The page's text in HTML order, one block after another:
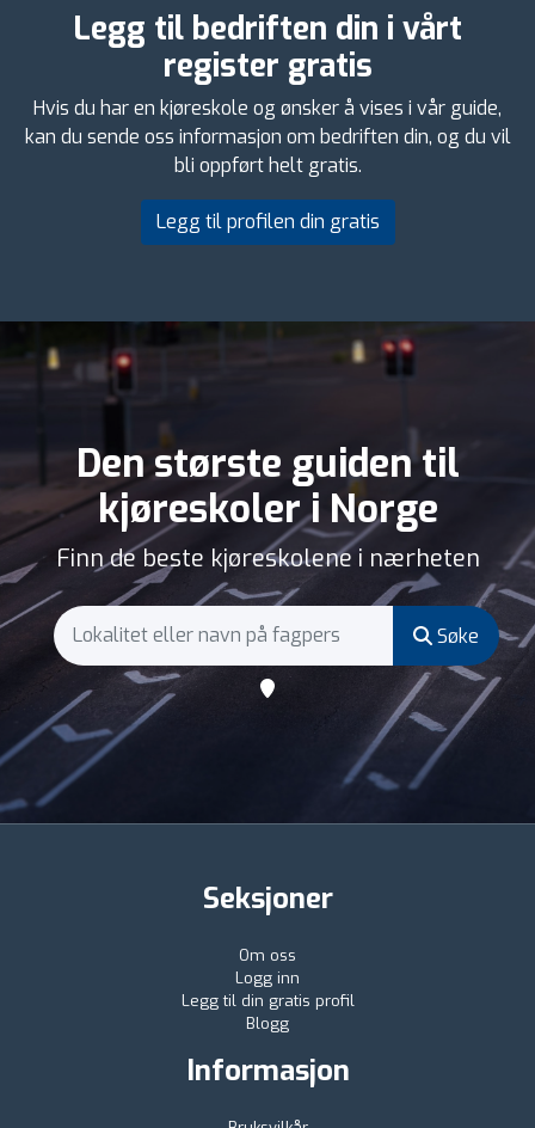
Legg til bedriften din i vårt
register gratis
Hvis du har en kjøreskole og ønsker å vises i vår guide,
kan du sende oss informasjon om bedriften din, og du vil
bli oppført helt gratis.
Legg til profilen din gratis
Den største guiden til
kjøreskoler i Norge
Finn de beste kjøreskolene i nærheten
Søke
Seksjoner
Om oss
Logg inn
Legg til din gratis profil
Blogg
Informasjon